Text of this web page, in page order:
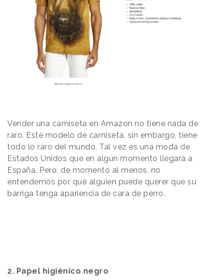
Vender una camiseta en Amazon no tiene nada de
raro. Este modelo de camiseta, sin embargo, tiene
todo lo raro del mundo. Tal vez es una moda de
Estados Unidos que en algún momento llegará a
España. Pero, de momento al menos, no
entendemos por qué alguien puede querer que su
barriga tenga apariencia de cara de perro.
2. Papel higiénico negro